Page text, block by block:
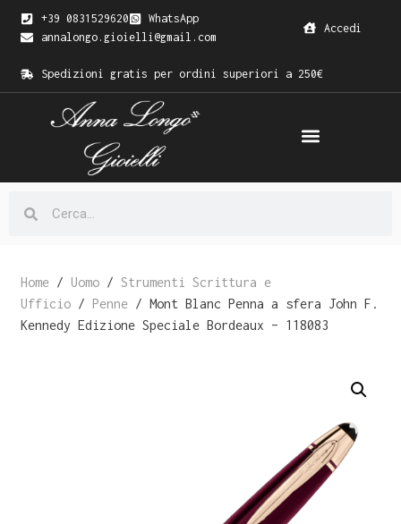
+39 0831529620
WhatsApp
annalongo.gioielli@gmail.com
Accedi
Spedizioni gratis per ordini superiori a 250€
Home / Uomo /Strumenti Scrittura e
Ufficio / Penne / Mont Blanc Penna a sfera John F.
Kennedy Edizione Speciale Bordeaux – 118083